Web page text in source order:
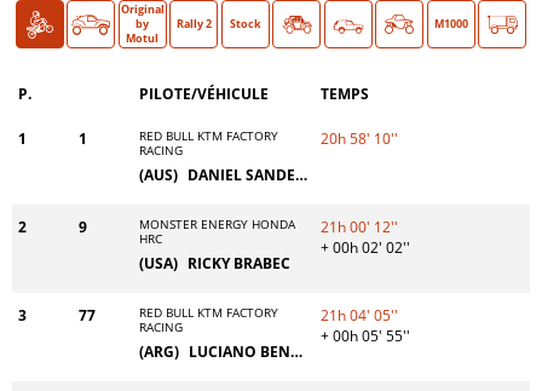
Moto Auto
Original
by
Motul
O > Rally 2 Stock Classic M1000
P. PILOTE/VÉHICULE TEMPS
1 1
RED BULL KTM FACTORY
RACING
(AUS) DANIEL SANDERS
20h 58' 10''
2 9
MONSTER ENERGY HONDA
HRC
(USA) RICKY BRABEC
21h 00' 12''
+ 00h 02' 02''
3 77
RED BULL KTM FACTORY
RACING
(ARG) LUCIANO BENAVIDES
21h 04' 05''
+ 00h 05' 55''